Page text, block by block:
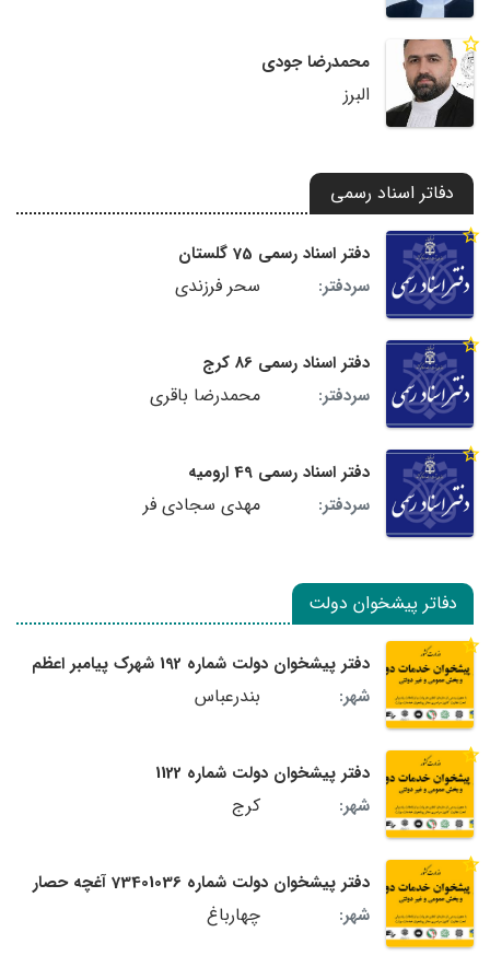
محمدرضا جودی
البرز
دفاتر اسناد رسمی
دفتر اسناد رسمی 75 گلستان
سردفتر:
سحر فرزندی
دفتر اسناد رسمی 86 کرج
سردفتر:
محمدرضا باقری
دفتر اسناد رسمی 49 ارومیه
سردفتر:
مهدی سجادی فر
دفاتر پیشخوان دولت
دفتر پیشخوان دولت شماره 192 شهرک پیامبر اعظم
شهر:
بندرعباس
دفتر پیشخوان دولت شماره 1122
شهر:
کرج
دفتر پیشخوان دولت شماره 73401036 آغچه حصار
شهر:
چهارباغ